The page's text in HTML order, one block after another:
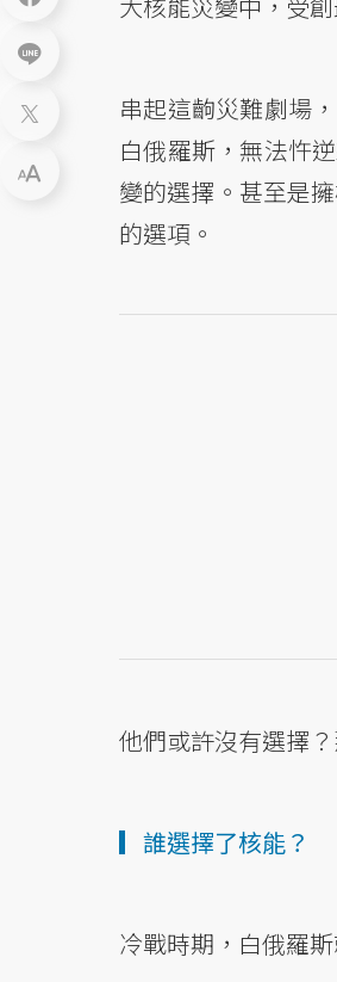
串起這齣災難劇場
白俄羅斯，無法忤
變的選擇。甚至是
的選項。
他們或許沒有選擇
▎誰選擇了核能？
冷戰時期，白俄羅